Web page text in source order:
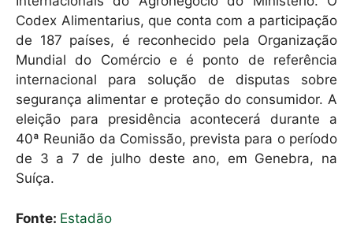
Codex Alimentarius, que conta com a participação
de 187 países, é reconhecido pela Organização
Mundial do Comércio e é ponto de referência
internacional para solução de disputas sobre
segurança alimentar e proteção do consumidor. A
eleição para presidência acontecerá durante a
40ª Reunião da Comissão, prevista para o período
de 3 a 7 de julho deste ano, em Genebra, na
Suíça.
Fonte: Estadão